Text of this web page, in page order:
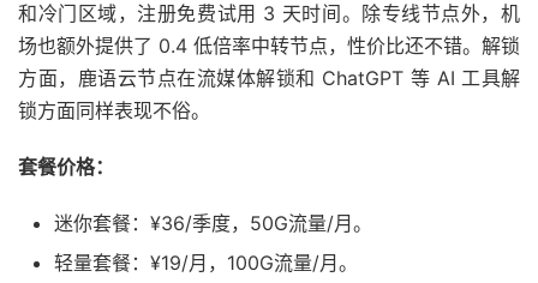
和冷门区域，注册免费试用 3 天时间。除专线节点外，机
场也额外提供了 0.4 低倍率中转节点，性价比还不错。解锁
方面，鹿语云节点在流媒体解锁和 ChatGPT 等 AI 工具解
锁方面同样表现不俗。
套餐价格：
迷你套餐：¥36/季度，50G流量/月。
轻量套餐：¥19/月，100G流量/月。